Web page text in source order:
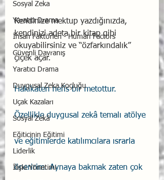
Sosyal Zeka
Yaratıcı Drama
İnsan Faktörleri - Human Factors
Güvenli Davranış
Yaratıcı Drama
Duygusal Zeka Koçluğu
Uçak Kazaları
Sosyal Zekâ
Eğiticinin Eğitimi
Liderlik
İlişki Yönetimi
Kendinize mektup yazdığınızda,
kendinizi adeta bir kitap gibi
okuyabilirsiniz ve “özfarkındalık”
çiçek açar.
Hakikaten nefis bir metottur.
Özellikle duygusal zekâ temalı atölye
ve eğitimlerde katılımcılara ısrarla
öneririm. Aynaya bakmak zaten çok